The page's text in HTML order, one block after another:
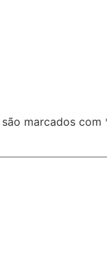
marcados com